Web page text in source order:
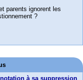
parents ignorent les
?
à sa suppression